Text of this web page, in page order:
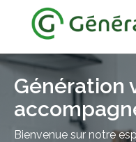
Génération
Bienvenue sur notre